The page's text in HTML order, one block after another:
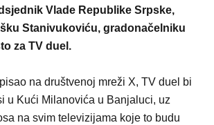
Vlade Republike Srpske,
Stanivukoviću, gradonačelniku
za TV duel.
na društvenoj mreži X, TV duel bi
u Kući Milanovića u Banjaluci, uz
na svim televizijama koje to budu